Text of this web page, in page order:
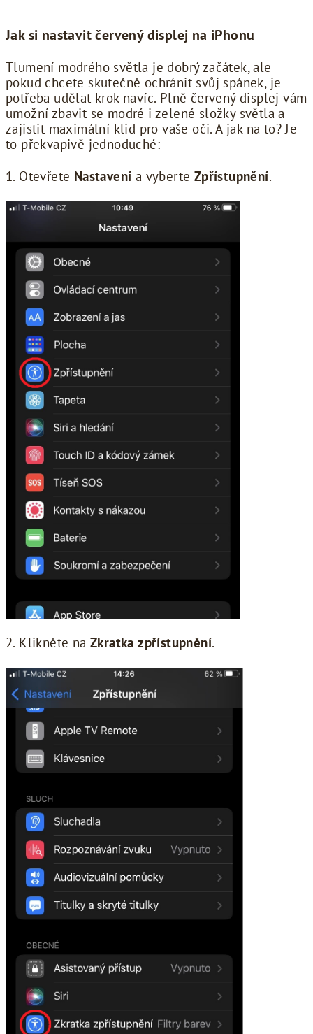
Jak si nastavit červený displej na iPhonu
Tlumení modrého světla je dobrý začátek, ale
pokud chcete skutečně ochránit svůj spánek, je
potřeba udělat krok navíc. Plně červený displej vám
umožní zbavit se modré i zelené složky světla a
zajistit maximální klid pro vaše oči. A jak na to? Je
to překvapivě jednoduché:
1. Otevřete Nastavení a vyberte Zpřístupnění.
2. Klikněte na Zkratka zpřístupnění.